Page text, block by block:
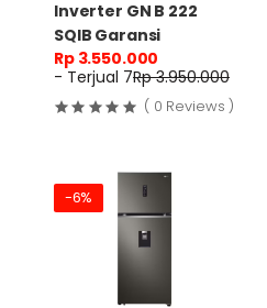
Inverter GN B 222
SQIB Garansi
Rp 3.550.000
- Terjual 7Rp 3.950.000
( 0 Reviews )
-6%